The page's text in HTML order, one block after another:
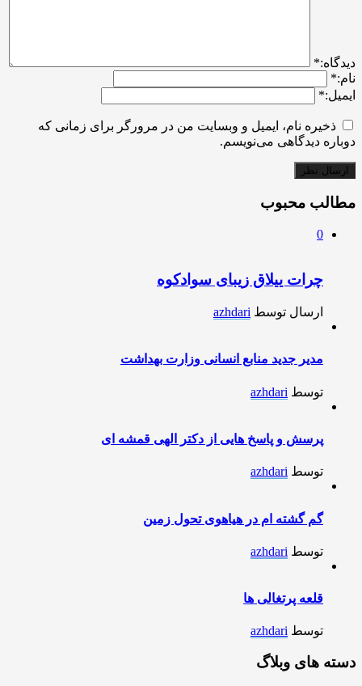
ديدگاه:*
نام:*
ایمیل:*
ذخیره نام، ایمیل و وبسایت من در مرورگر برای زمانی که
دوباره دیدگاهی می‌نویسم.
مطالب محبوب
0
چرات ییلاق زیبای سوادکوه
ارسال توسط azhdari
مدیر جدید منابع انسانی وزارت بهداشت
توسط azhdari
پرسش و پاسخ هایی از دکتر الهی قمشه ای
توسط azhdari
گم گشته ام در هیاهوی تحول زمین
توسط azhdari
قلعه پرتغالی ها
توسط azhdari
دسته های وبلاگ